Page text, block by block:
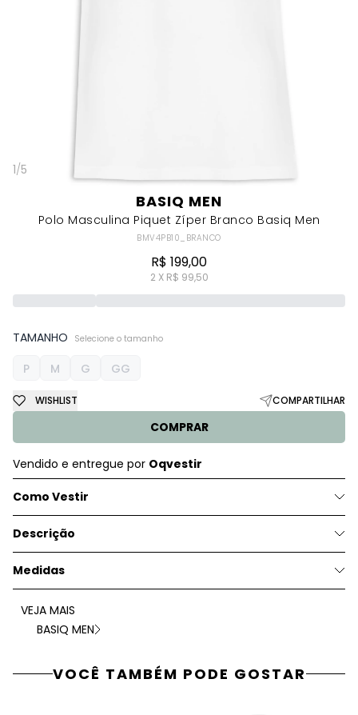
1/5
BASIQ MEN
Polo Masculina Piquet Zíper Branco Basiq Men
BMV4PB10_BRANCO
R$ 199,00
2 X R$ 99,50
TAMANHO Selecione o tamanho
P M G GG
COMPRAR
WISHLIST COMPARTILHAR
Vendido e entregue por Oqvestir
Como Vestir
Descrição
Medidas
VEJA MAIS
BASIQ MEN
VOCÊ TAMBÉM PODE GOSTAR